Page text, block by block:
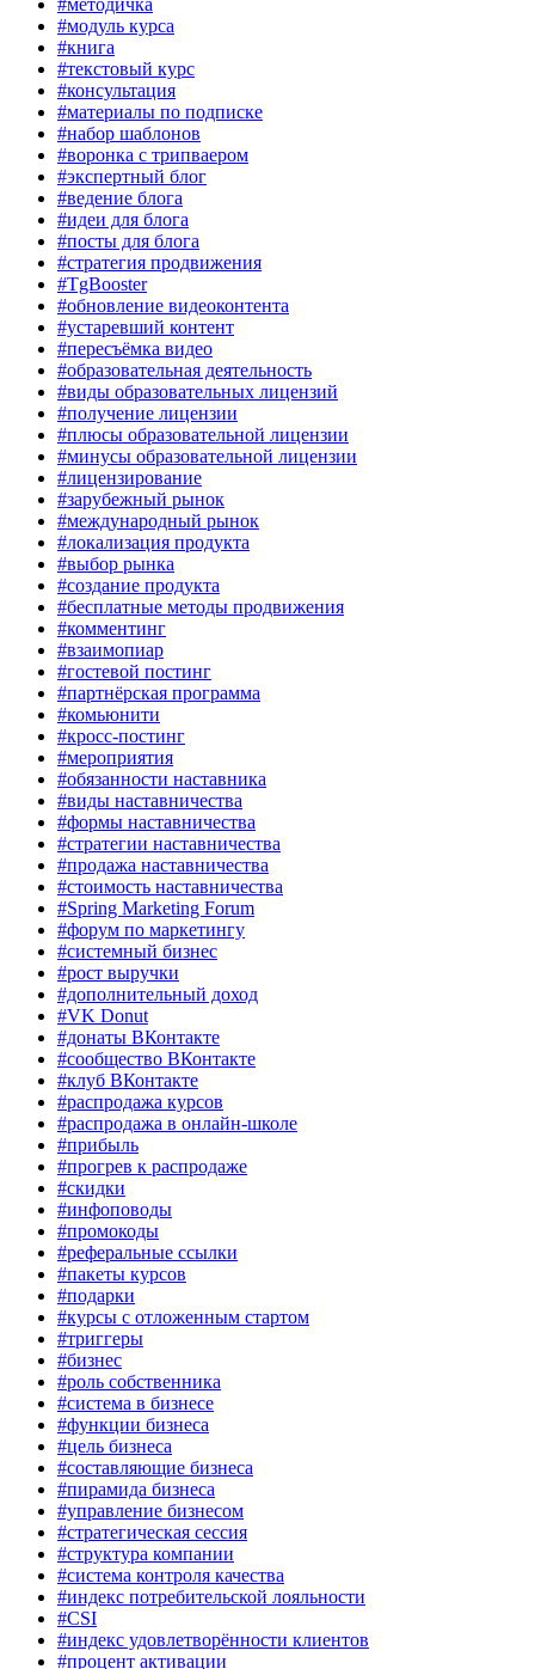
#методичка
#модуль курса
#книга
#текстовый курс
#консультация
#материалы по подписке
#набор шаблонов
#воронка с трипваером
#экспертный блог
#ведение блога
#идеи для блога
#посты для блога
#стратегия продвижения
#TgBooster
#обновление видеоконтента
#устаревший контент
#пересъёмка видео
#образовательная деятельность
#виды образовательных лицензий
#получение лицензии
#плюсы образовательной лицензии
#минусы образовательной лицензии
#лицензирование
#зарубежный рынок
#международный рынок
#локализация продукта
#выбор рынка
#создание продукта
#бесплатные методы продвижения
#комментинг
#взаимопиар
#гостевой постинг
#партнёрская программа
#комьюнити
#кросс-постинг
#мероприятия
#обязанности наставника
#виды наставничества
#формы наставничества
#стратегии наставничества
#продажа наставничества
#стоимость наставничества
#Spring Marketing Forum
#форум по маркетингу
#системный бизнес
#рост выручки
#дополнительный доход
#VK Donut
#донаты ВКонтакте
#сообщество ВКонтакте
#клуб ВКонтакте
#распродажа курсов
#распродажа в онлайн-школе
#прибыль
#прогрев к распродаже
#скидки
#инфоповоды
#промокоды
#реферальные ссылки
#пакеты курсов
#подарки
#курсы с отложенным стартом
#триггеры
#бизнес
#роль собственника
#система в бизнесе
#функции бизнеса
#цель бизнеса
#составляющие бизнеса
#пирамида бизнеса
#управление бизнесом
#стратегическая сессия
#структура компании
#система контроля качества
#индекс потребительской лояльности
#CSI
#индекс удовлетворённости клиентов
#процент активации